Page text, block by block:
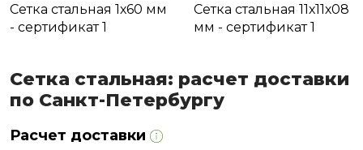
Сетка стальная 1х60 мм
- сертификат 1
Сетка стальная 11х11х08
мм - сертификат 1
Сетка стальная: расчет доставки
по Санкт-Петербургу
Расчет доставки